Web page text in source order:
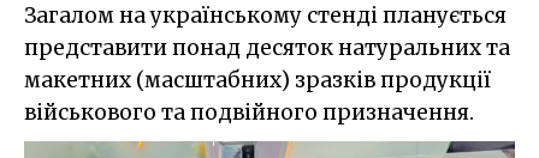
Загалом на українському стенді планується
представити понад десяток натуральних та
макетних (масштабних) зразків продукції
військового та подвійного призначення.